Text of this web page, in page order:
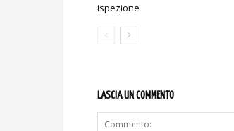
ispezione
LASCIA UN COMMENTO